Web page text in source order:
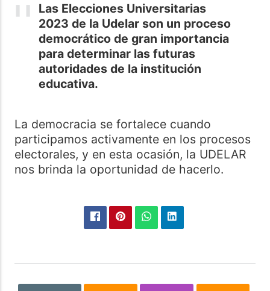
Las Elecciones Universitarias
2023 de la Udelar son un proceso
democrático de gran importancia
para determinar las futuras
autoridades de la institución
educativa.
La democracia se fortalece cuando
participamos activamente en los procesos
electorales, y en esta ocasión, la UDELAR
nos brinda la oportunidad de hacerlo.